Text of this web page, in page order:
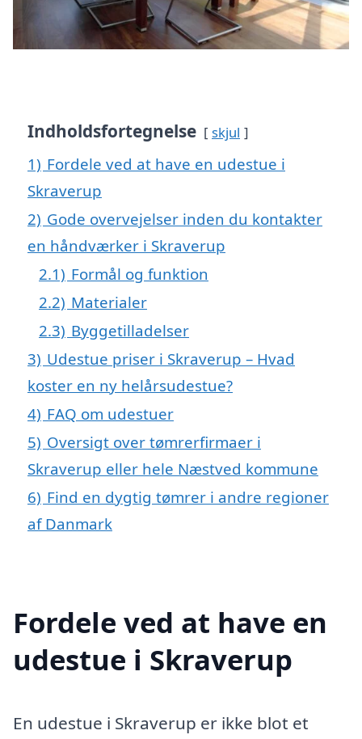
Indholdsfortegnelse skjul
1) Fordele ved at have en udestue i
Skraverup
2) Gode overvejelser inden du kontakter
en håndværker i Skraverup
2.1) Formål og funktion
2.2) Materialer
2.3) Byggetilladelser
3) Udestue priser i Skraverup – Hvad
koster en ny helårsudestue?
4) FAQ om udestuer
5) Oversigt over tømrerfirmaer i
Skraverup eller hele Næstved kommune
6) Find en dygtig tømrer i andre regioner
af Danmark
Fordele ved at have en
udestue i Skraverup
En udestue i Skraverup er ikke blot et